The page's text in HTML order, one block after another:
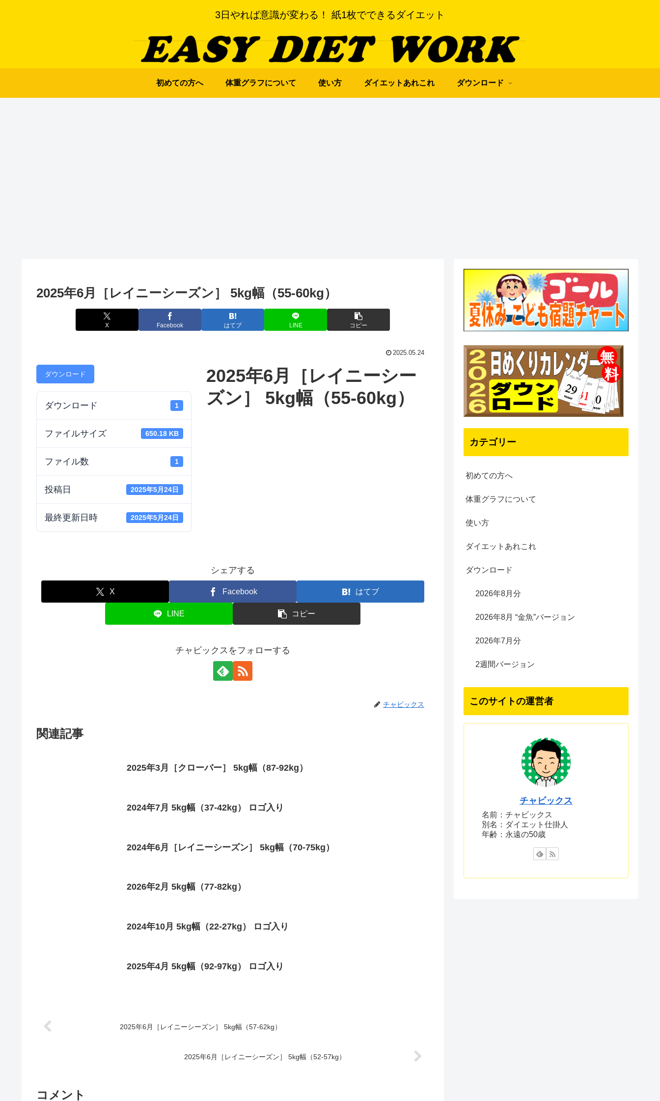
3日やれば意識が変わる！ 紙1枚でできるダイエット
初めての方へ 体重グラフについて 使い方 ダイエットあれこれ ダウンロード
2025年6月［レイニーシーズン］ 5kg幅（55-60kg）
X Facebook はてブ LINE コピー
2025.05.24
ダウンロード
ダウンロード 1
ファイルサイズ 650.18 KB
ファイル数 1
投稿日 2025年5月24日
最終更新日時 2025年5月24日
2025年6月［レイニーシー
ズン］ 5kg幅（55-60kg）
シェアする
X Facebook はてブ
LINE コピー
チャビックスをフォローする
チャビックス
関連記事
2025年3月［クローバー］ 5kg幅（87-92kg）
2024年7月 5kg幅（37-42kg） ロゴ入り
2024年6月［レイニーシーズン］ 5kg幅（70-75kg）
2026年2月 5kg幅（77-82kg）
2024年10月 5kg幅（22-27kg） ロゴ入り
2025年4月 5kg幅（92-97kg） ロゴ入り
2025年6月［レイニーシーズン］ 5kg幅（57-62kg）
2025年6月［レイニーシーズン］ 5kg幅（52-57kg）
コメント
カテゴリー
初めての方へ
体重グラフについて
使い方
ダイエットあれこれ
ダウンロード
2026年8月分
2026年8月 “金魚”バージョン
2026年7月分
2週間バージョン
このサイトの運営者
チャビックス
名前：チャビックス
別名：ダイエット仕掛人
年齢：永遠の50歳